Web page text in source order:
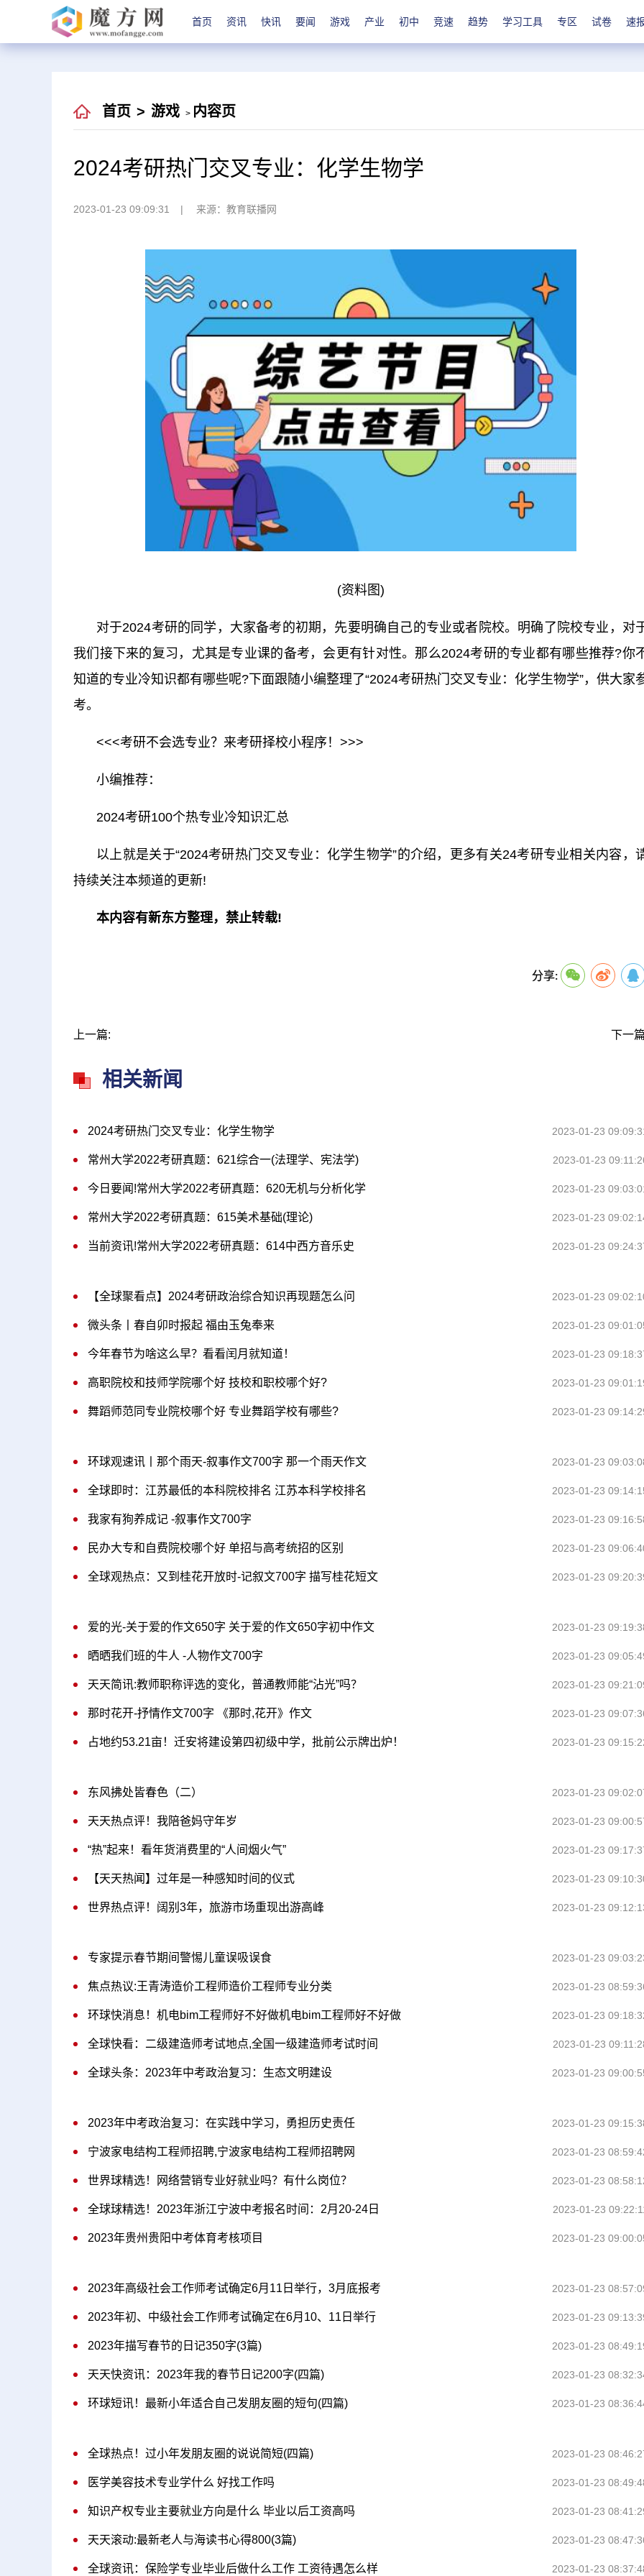
首页 资讯 快讯 要闻 游戏 产业 初中 竞速 趋势 学习工具 专区 试卷 速
首页 > 游戏 > 内容页
2024考研热门交叉专业：化学生物学
2023-01-23 09:09:31 来源：教育联播网
(资料图)
对于2024考研的同学，大家备考的初期，先要明确自己的专业或者院校。明确了院校专业，对
我们接下来的复习，尤其是专业课的备考，会更有针对性。那么2024考研的专业都有哪些推荐?你
知道的专业冷知识都有哪些呢?下面跟随小编整理了“2024考研热门交叉专业：化学生物学”，供大家
考。
<<<考研不会选专业？来考研择校小程序！>>>
小编推荐：
2024考研100个热专业冷知识汇总
以上就是关于“2024考研热门交叉专业：化学生物学”的介绍，更多有关24考研专业相关内容，
持续关注本频道的更新!
本内容有新东方整理，禁止转载!
分享:
上一篇: 下一
相关新闻
2024考研热门交叉专业：化学生物学 2023-01-23
常州大学2022考研真题：621综合一(法理学、宪法学) 2023-01-23
今日要闻!常州大学2022考研真题：620无机与分析化学 2023-01-23
常州大学2022考研真题：615美术基础(理论) 2023-01-23
当前资讯!常州大学2022考研真题：614中西方音乐史 2023-01-23
【全球聚看点】2024考研政治综合知识再现题怎么问 2023-01-23
微头条丨春自卯时报起 福由玉兔奉来 2023-01-23
今年春节为啥这么早？看看闰月就知道！ 2023-01-23
高职院校和技师学院哪个好 技校和职校哪个好? 2023-01-23
舞蹈师范同专业院校哪个好 专业舞蹈学校有哪些? 2023-01-23
环球观速讯丨那个雨天-叙事作文700字 那一个雨天作文 2023-01-23
全球即时：江苏最低的本科院校排名 江苏本科学校排名 2023-01-23
我家有狗养成记 -叙事作文700字 2023-01-23
民办大专和自费院校哪个好 单招与高考统招的区别 2023-01-23
全球观热点：又到桂花开放时-记叙文700字 描写桂花短文 2023-01-23
爱的光-关于爱的作文650字 关于爱的作文650字初中作文 2023-01-23
晒晒我们班的牛人 -人物作文700字 2023-01-23
天天简讯:教师职称评选的变化，普通教师能“沾光”吗？ 2023-01-23
那时花开-抒情作文700字 《那时,花开》作文 2023-01-23
占地约53.21亩！迁安将建设第四初级中学，批前公示牌出炉！ 2023-01-23
东风拂处皆春色（二） 2023-01-23
天天热点评！我陪爸妈守年岁 2023-01-23
“热”起来！看年货消费里的“人间烟火气” 2023-01-23
【天天热闻】过年是一种感知时间的仪式 2023-01-23
世界热点评！阔别3年，旅游市场重现出游高峰 2023-01-23
专家提示春节期间警惕儿童误吸误食 2023-01-23
焦点热议:王青涛造价工程师造价工程师专业分类 2023-01-23
环球快消息！机电bim工程师好不好做机电bim工程师好不好做 2023-01-23
全球快看：二级建造师考试地点,全国一级建造师考试时间 2023-01-23
全球头条：2023年中考政治复习：生态文明建设 2023-01-23
2023年中考政治复习：在实践中学习，勇担历史责任 2023-01-23
宁波家电结构工程师招聘,宁波家电结构工程师招聘网 2023-01-23
世界球精选！网络营销专业好就业吗？有什么岗位？ 2023-01-23
全球球精选！2023年浙江宁波中考报名时间：2月20-24日 2023-01-23
2023年贵州贵阳中考体育考核项目 2023-01-23
2023年高级社会工作师考试确定6月11日举行，3月底报考 2023-01-23
2023年初、中级社会工作师考试确定在6月10、11日举行 2023-01-23
2023年描写春节的日记350字(3篇) 2023-01-23
天天快资讯：2023年我的春节日记200字(四篇) 2023-01-23
环球短讯！最新小年适合自己发朋友圈的短句(四篇) 2023-01-23
全球热点！过小年发朋友圈的说说简短(四篇) 2023-01-23
医学美容技术专业学什么 好找工作吗 2023-01-23
知识产权专业主要就业方向是什么 毕业以后工资高吗 2023-01-23
天天滚动:最新老人与海读书心得800(3篇) 2023-01-23
全球资讯：保险学专业毕业后做什么工作 工资待遇怎么样 2023-01-23